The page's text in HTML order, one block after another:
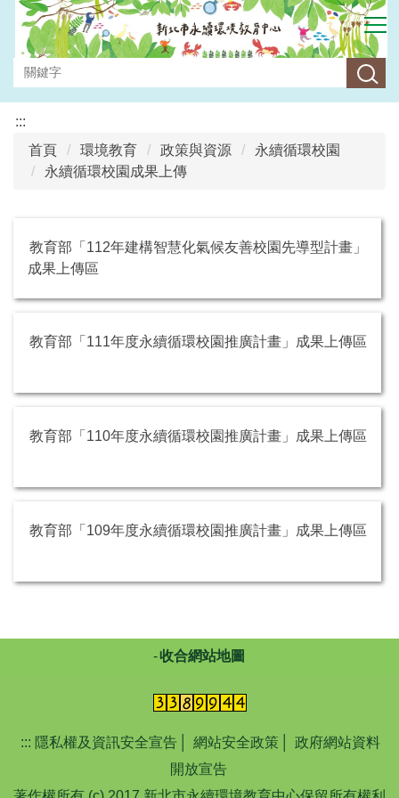
主
內
容
:::
首頁
環境教育 政策與資源
永續循環校園
永續循環校園成果上傳
教育部「112年建構智慧化氣候友善校園先導型計畫」
成果上傳區
教育部「111年度永續循環校園推廣計畫」成果上傳區
教育部「110年度永續循環校園推廣計畫」成果上傳區
教育部「109年度永續循環校園推廣計畫」成果上傳區
收合網站地圖
::: 隱私權及資訊安全宣告 網站安全政策
政府網站資料
開放宣告